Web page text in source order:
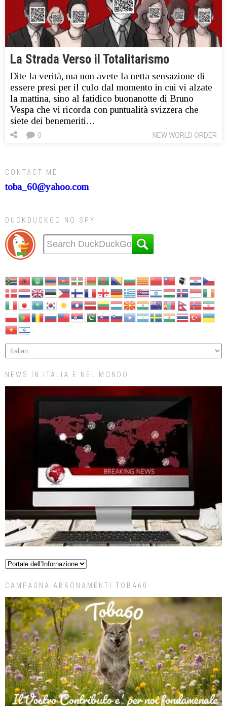
La Strada Verso il Totalitarismo
Dite la verità, ma non avete la netta sensazione di
essere presi per il culo dal momento in cui vi alzate
la mattina, sino al fatidico buonanotte di Bruno
Vespa che vi ricorda con puntualità svizzera che
siete dei benemeriti…
NEW WORLD ORDER
0
CONTACT ME
toba_60@yahoo.com
DUCKDUCKGO NO SPY
NEWS IN ITALIA E NEL MONDO
CAMPAGNA ABBONAMENTI TOBA60